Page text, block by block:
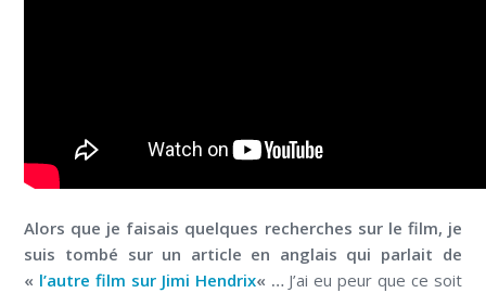
Alors que je faisais quelques recherches sur le film, je
suis tombé sur un article en anglais qui parlait de
« l’autre film sur Jimi Hendrix« … J’ai eu peur que ce soit